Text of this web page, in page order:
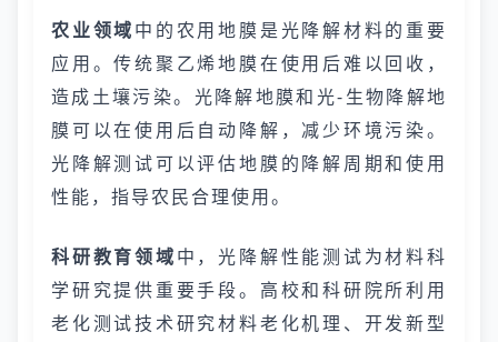
农业领域中的农用地膜是光降解材料的重要
应用。传统聚乙烯地膜在使用后难以回收，
造成土壤污染。光降解地膜和光-生物降解地
膜可以在使用后自动降解，减少环境污染。
光降解测试可以评估地膜的降解周期和使用
性能，指导农民合理使用。
科研教育领域中，光降解性能测试为材料科
学研究提供重要手段。高校和科研院所利用
老化测试技术研究材料老化机理、开发新型